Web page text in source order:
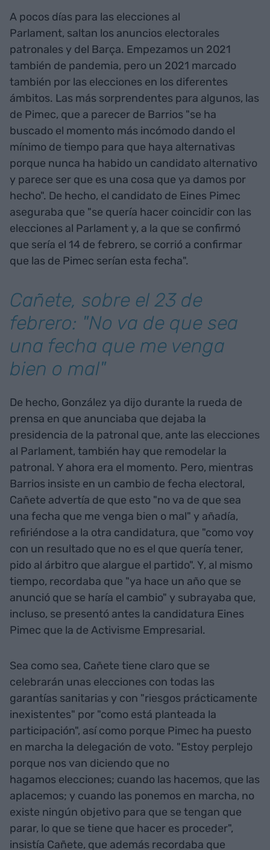
A pocos días para las elecciones al
Parlament, saltan los anuncios electorales
patronales y del Barça. Empezamos un 2021
también de pandemia, pero un 2021 marcado
también por las elecciones en los diferentes
ámbitos. Las más sorprendentes para algunos, las
de Pimec, que a parecer de Barrios "se ha
buscado el momento más incómodo dando el
mínimo de tiempo para que haya alternativas
porque nunca ha habido un candidato alternativo
y parece ser que es una cosa que ya damos por
hecho". De hecho, el candidato de Eines Pimec
aseguraba que "se quería hacer coincidir con las
elecciones al Parlament y, a la que se confirmó
que sería el 14 de febrero, se corrió a confirmar
que las de Pimec serían esta fecha".
Cañete, sobre el 23 de
febrero: "No va de que sea
una fecha que me venga
bien o mal"
De hecho, González ya dijo durante la rueda de
prensa en que anunciaba que dejaba la
presidencia de la patronal que, ante las elecciones
al Parlament, también hay que remodelar la
patronal. Y ahora era el momento. Pero, mientras
Barrios insiste en un cambio de fecha electoral,
Cañete advertía de que esto "no va de que sea
una fecha que me venga bien o mal" y añadía,
refiriéndose a la otra candidatura, que "como voy
con un resultado que no es el que quería tener,
pido al árbitro que alargue el partido". Y, al mismo
tiempo, recordaba que "ya hace un año que se
anunció que se haría el cambio" y subrayaba que,
incluso, se presentó antes la candidatura Eines
Pimec que la de Activisme Empresarial.
Sea como sea, Cañete tiene claro que se
celebrarán unas elecciones con todas las
garantías sanitarias y con "riesgos prácticamente
inexistentes" por "como está planteada la
participación", así como porque Pimec ha puesto
en marcha la delegación de voto. "Estoy perplejo
porque nos van diciendo que no
hagamos elecciones; cuando las hacemos, que las
aplacemos; y cuando las ponemos en marcha, no
existe ningún objetivo para que se tengan que
parar, lo que se tiene que hacer es proceder",
insistía Cañete, que además recordaba que